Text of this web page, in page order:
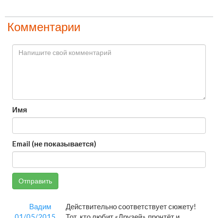
Комментарии
Имя
Email (не показывается)
Отправить
Вадим
Действительно соответствует сюжету!